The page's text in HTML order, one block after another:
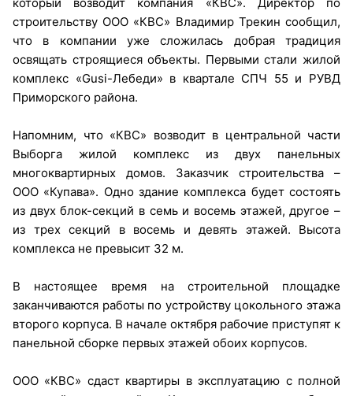
строительству ООО «КВС» Владимир Трекин сообщил,
что в компании уже сложилась добрая традиция
освящать строящиеся объекты. Первыми стали жилой
комплекс «Gusi-Лебеди» в квартале СПЧ 55 и РУВД
Приморского района.
Напомним, что «КВС» возводит в центральной части
Выборга жилой комплекс из двух панельных
многоквартирных домов. Заказчик строительства –
ООО «Купава». Одно здание комплекса будет состоять
из двух блок-секций в семь и восемь этажей, другое –
из трех секций в восемь и девять этажей. Высота
комплекса не превысит 32 м.
В настоящее время на строительной площадке
заканчиваются работы по устройству цокольного этажа
второго корпуса. В начале октября рабочие приступят к
панельной сборке первых этажей обоих корпусов.
ООО «КВС» сдаст квартиры в эксплуатацию с полной